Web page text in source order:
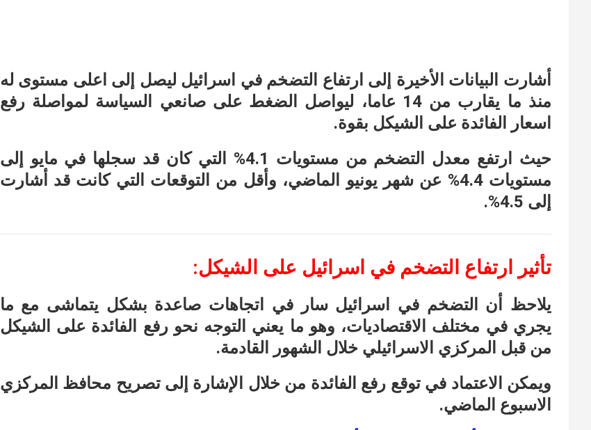
أشارت البيانات الأخيرة إلى ارتفاع التضخم في اسرائيل ليصل إلى اعلى مستوى له
منذ ما يقارب من 14 عاما، ليواصل الضغط على صانعي السياسة لمواصلة رفع
اسعار الفائدة على الشيكل بقوة.
حيث ارتفع معدل التضخم من مستويات 4.1% التي كان قد سجلها في مايو إلى
مستويات 4.4% عن شهر يونيو الماضي، وأقل من التوقعات التي كانت قد أشارت
إلى 4.5%.
تأثير ارتفاع التضخم في اسرائيل على الشيكل:
يلاحظ أن التضخم في اسرائيل سار في اتجاهات صاعدة بشكل يتماشى مع ما
يجري في مختلف الاقتصاديات، وهو ما يعني التوجه نحو رفع الفائدة على الشيكل
من قبل المركزي الاسرائيلي خلال الشهور القادمة.
ويمكن الاعتماد في توقع رفع الفائدة من خلال الإشارة إلى تصريح محافظ المركزي
الاسبوع الماضي.